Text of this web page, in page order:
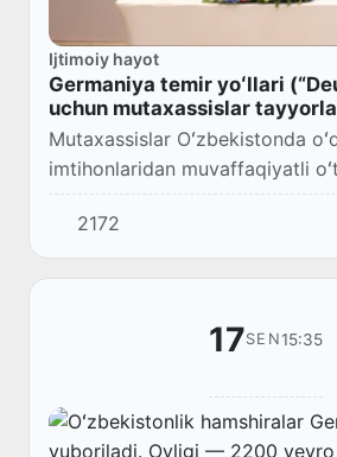
Ijtimoiy hayot
Germaniya temir yoʻllari
uchun mutaxassislar
Mutaxassislar Oʻzbekistonda
imtihonlaridan muvaffaqiyatli
“Deutsche Bahn” tarmogʻiga
2172
17SEN15:35